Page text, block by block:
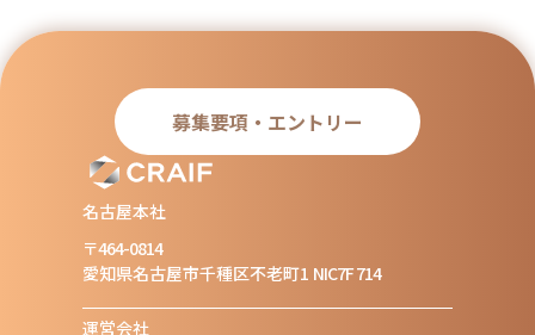
募集要項・エントリー
名古屋本社
〒464-0814
愛知県名古屋市千種区不老町1 NIC7F 714
運営会社